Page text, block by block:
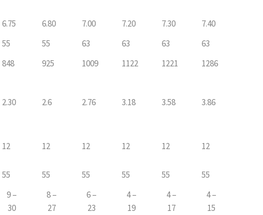
6.75 6.80 7.00 7.20 7.30
7.40
55 55 63 63 63
63
848 925 1009 1122 1221 1286
2.30 2.6 2.76 3.18 3.58 3.86
12 12 12 12 12 12
55 55 55 55 55 55
9 –
30
8 –
27
6 –
23
4 –
19
4 –
17
4 –
15